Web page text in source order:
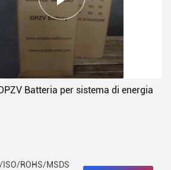
Batteria per sistema di energia
ROHS/MSDS